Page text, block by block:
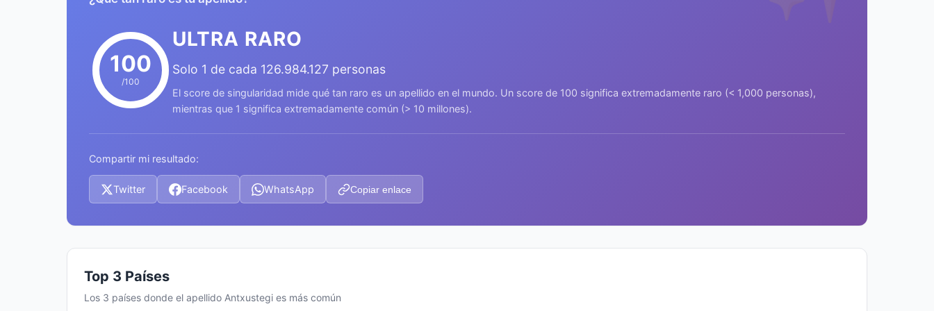
100
/100
ULTRA RARO
Solo 1 de cada 126.984.127 personas
El score de singularidad mide qué tan raro es un apellido en el mundo. Un score de 100 significa extremadamente raro (< 1,000 personas),
mientras que 1 significa extremadamente común (> 10 millones).
Compartir mi resultado:
Twitter Facebook WhatsApp Copiar enlace
Top 3 Países
Los 3 países donde el apellido Antxustegi es más común